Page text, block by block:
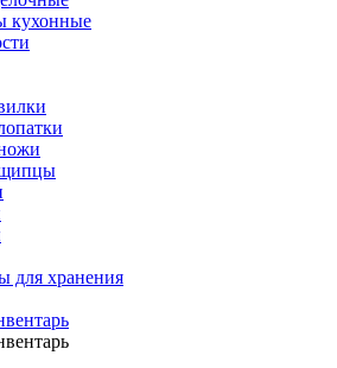
кухонные
для хранения